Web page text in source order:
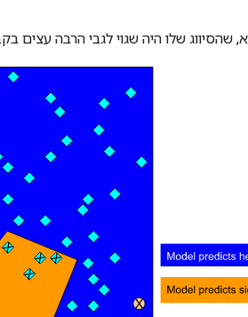
שהסיווג שלו היה שגוי לגבי הרבה עצים